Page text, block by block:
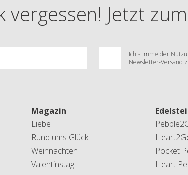
vergessen! Jetzt
Ich stimme der
Newsletter-Versand
Magazin
Liebe
Rund ums Glück
Weihnachten
Valentinstag
Pocket
Heart